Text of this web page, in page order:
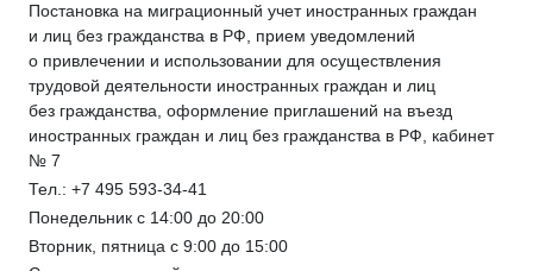
Постановка на миграционный учет иностранных граждан
и лиц без гражданства в РФ, прием уведомлений
о привлечении и использовании для осуществления
трудовой деятельности иностранных граждан и лиц
без гражданства, оформление приглашений на въезд
иностранных граждан и лиц без гражданства в РФ, кабинет
№ 7
Тел.: +7 495 593-34-41
Понедельник с 14:00 до 20:00
Вторник, пятница с 9:00 до 15:00